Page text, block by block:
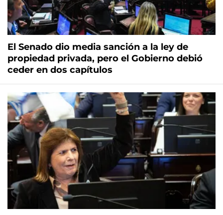
El Senado dio media sanción a la ley de
propiedad privada, pero el Gobierno debió
ceder en dos capítulos